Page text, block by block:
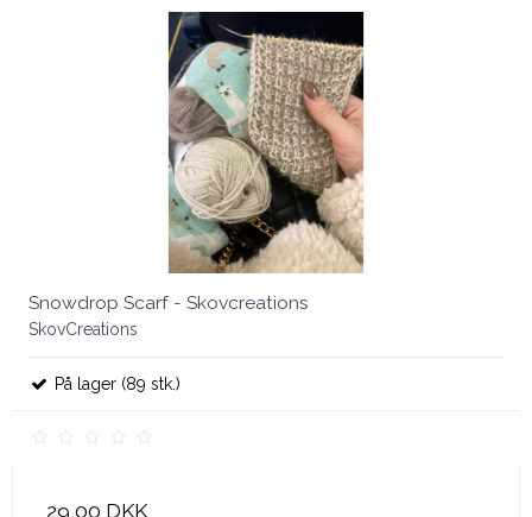
Snowdrop Scarf - Skovcreations
SkovCreations
På lager (89 stk.)
29,00 DKK